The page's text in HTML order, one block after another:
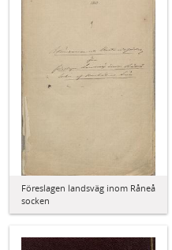
Föreslagen landsväg inom Råneå
socken